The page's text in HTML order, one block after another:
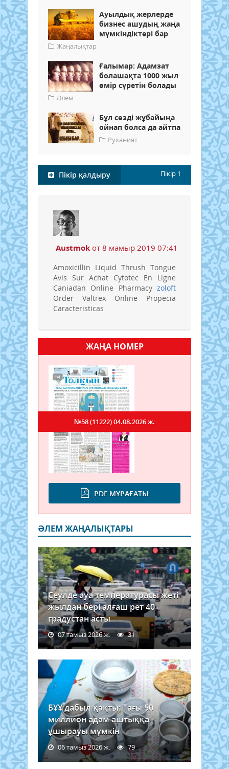
Ауылдық жерлерде
бизнес ашудың жаңа
мүмкіндіктері бар
Жаңалықтар
Ғалымар: Адамзат
болашақта 1000 жыл
өмір сүретін болады
Әлем
Бұл сөзді жұбайыңа
ойнап болса да айтпа
Руханият
Пікір қалдыру Пікір 1
Austmok от 8 мамыр 2019 07:41
Amoxicillin Liquid Thrush Tongue
Avis Sur Achat Cytotec En Ligne
Caniadan Online Pharmacy zoloft
Order Valtrex Online Propecia
Caracteristicas
ЖАҢА НОМЕР
PDF МҰРАҒАТЫ
№58 (11222)04.08.2026 ж.
ӘЛЕМ ЖАҢАЛЫҚТАРЫ
Сеулде ауа температурасы жеті
жылдан бері алғаш рет 40
градустан асты
07 тамыз 2026 ж. 31
БҰҰ дабыл қақты: Тағы 50
миллион адам аштыққа
ұшырауы мүмкін
06 тамыз 2026 ж. 79